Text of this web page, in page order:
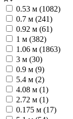
0.53 м (1082)
0.7 м (241)
0.92 м (61)
1 м (382)
1.06 м (1863)
3 м (30)
0.9 м (9)
5.4 м (2)
4.08 м (1)
2.72 м (1)
0.175 м (17)